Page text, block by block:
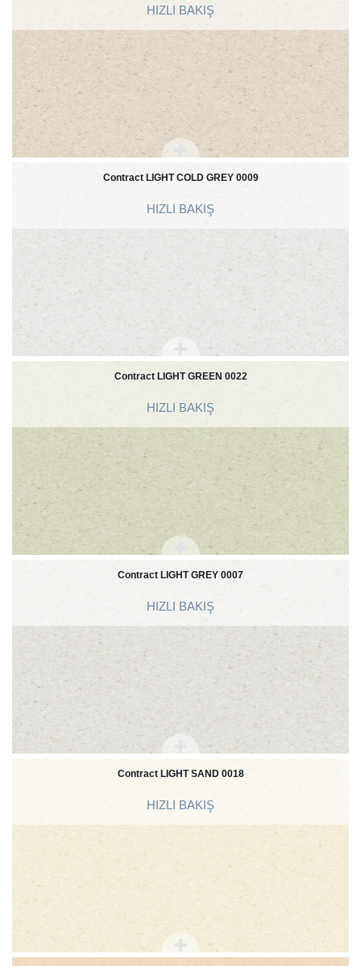
HIZLI BAKIŞ
Contract LIGHT COLD GREY 0009
HIZLI BAKIŞ
Contract LIGHT GREEN 0022
HIZLI BAKIŞ
Contract LIGHT GREY 0007
HIZLI BAKIŞ
Contract LIGHT SAND 0018
HIZLI BAKIŞ